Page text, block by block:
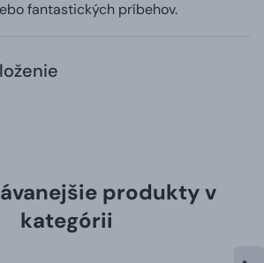
fantastických príbehov.
produkty v
kategórii